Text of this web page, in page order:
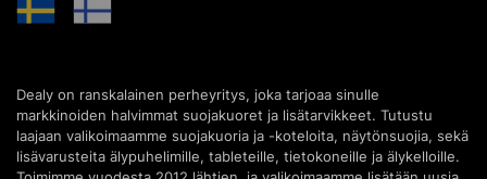
Dealy on ranskalainen perheyritys, joka tarjoaa sinulle
markkinoiden halvimmat suojakuoret ja lisätarvikkeet. Tutustu
laajaan valikoimaamme suojakuoria ja -koteloita, näytönsuojia, sekä
lisävarusteita älypuhelimille, tableteille, tietokoneille ja älykelloille.